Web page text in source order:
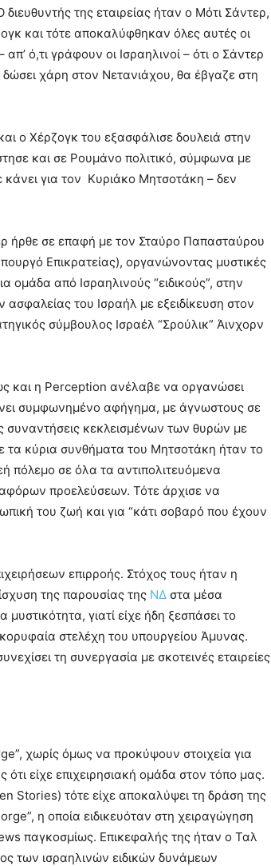
της εταιρείας ήταν ο Μότι Σάντερ,
και τότε αποκαλύφθηκαν όλες αυτές οι
ό,τι γράφουν οι Ισραηλινοί – ότι ο Σάντερ
χάρη στον Νετανιάχου, θα έβγαζε στη
ο Χέρζογκ του εξασφάλισε δουλειά στην
και σε Ρουμάνο πολιτικό, σύμφωνα με
κάνει για τον Κυριάκο Μητσοτάκη – δεν
ήρθε σε επαφή με τον Σταύρο Παπασταύρου
Επικρατείας), οργανώνοντας μυστικές
από Ισραηλινούς “ειδικούς”, στην
του Ισραήλ με εξειδίκευση στον
σύμβουλος Ισραέλ “Σρούλικ” Άινχορν
και η Perception ανέλαβε να οργανώσει
συμφωνημένο αφήγημα, με άγνωστους σε
κεκλεισμένων των θυρών με
τα κύρια συνθήματα του Μητσοτάκη ήταν το
πόλεμο σε όλα τα αντιπολιτευόμενα
προελεύσεων. Τότε άρχισε να
του ζωή και για “κάτι σοβαρό που έχουν
επιρροής. Στόχος τους ήταν η
της παρουσίας της ΝΔ στα μέσα
γιατί είχε ήδη ξεσπάσει το
στελέχη του υπουργείου Άμυνας.
τη συνεργασία με σκοτεινές εταιρείες
χωρίς όμως να προκύψουν στοιχεία για
είχε επιχειρησιακή ομάδα στον τόπο μας.
Stories) τότε είχε αποκαλύψει τη δράση της
η οποία ειδικευόταν στη χειραγώγηση
παγκοσμίως. Επικεφαλής της ήταν ο Ταλ
των ισραηλινών ειδικών δυνάμεων